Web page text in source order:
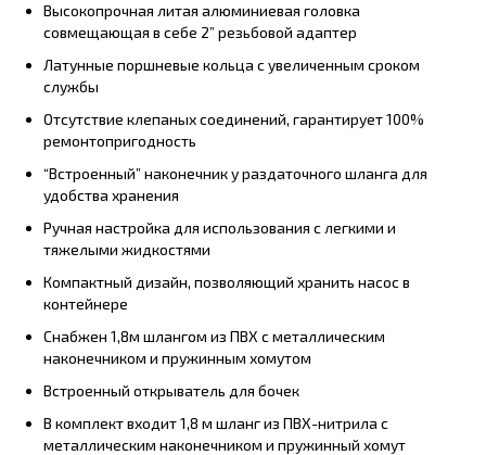
Высокопрочная литая алюминиевая головка
совмещающая в себе 2” резьбовой адаптер
Латунные поршневые кольца с увеличенным сроком
службы
Отсутствие клепаных соединений, гарантирует 100%
ремонтопригодность
“Встроенный” наконечник у раздаточного шланга для
удобства хранения
Ручная настройка для использования с легкими и
тяжелыми жидкостями
Компактный дизайн, позволяющий хранить насос в
контейнере
Снабжен 1,8м шлангом из ПВХ с металлическим
наконечником и пружинным хомутом
Встроенный открыватель для бочек
В комплект входит 1,8 м шланг из ПВХ-нитрила с
металлическим наконечником и пружинный хомут